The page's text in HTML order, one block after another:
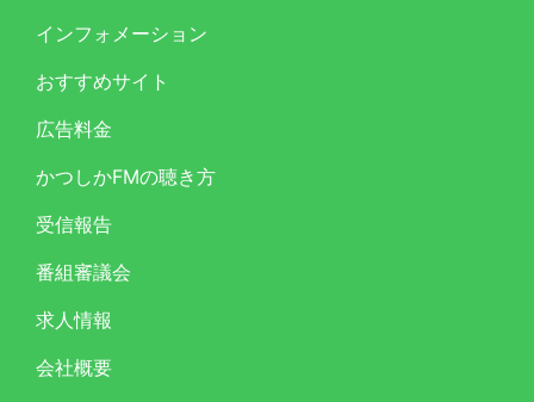
インフォメーション
おすすめサイト
広告料金
かつしかFMの聴き方
受信報告
番組審議会
求人情報
会社概要